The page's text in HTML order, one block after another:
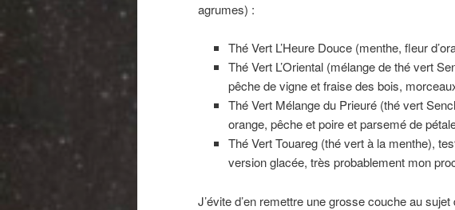
agrumes) :
Thé Vert L’Heure Douce (menthe, fleur
Thé Vert L’Oriental (mélange de thé vert
pêche de vigne et fraise des bois,
Thé Vert Mélange du Prieuré (thé vert
orange, pêche et poire et parsemé de
Thé Vert Touareg (thé vert à la menthe),
version glacée, très probablement mon
J’évite d’en remettre une grosse couche au